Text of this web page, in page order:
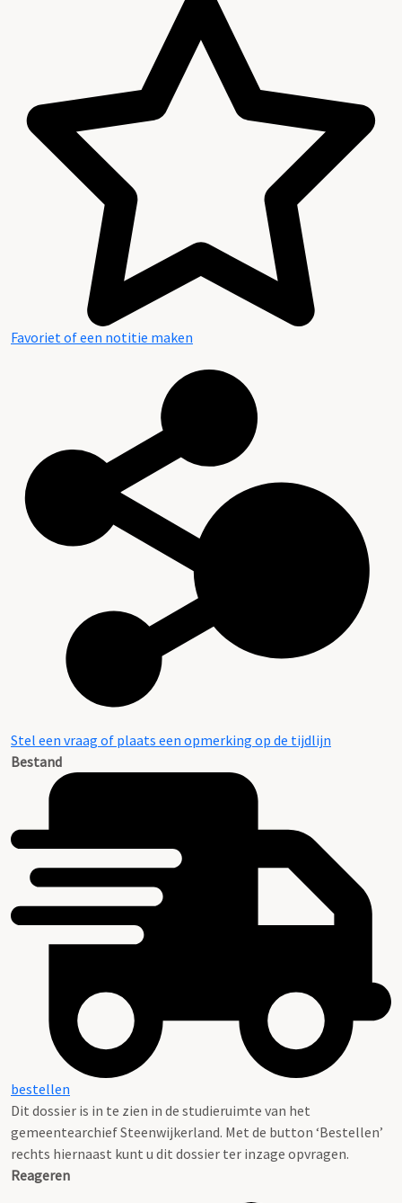
Favoriet of een notitie maken
Stel een vraag of plaats een opmerking op de tijdlijn
Bestand
bestellen
Dit dossier is in te zien in de studieruimte van het
gemeentearchief Steenwijkerland. Met de button ‘Bestellen’
rechts hiernaast kunt u dit dossier ter inzage opvragen.
Reageren